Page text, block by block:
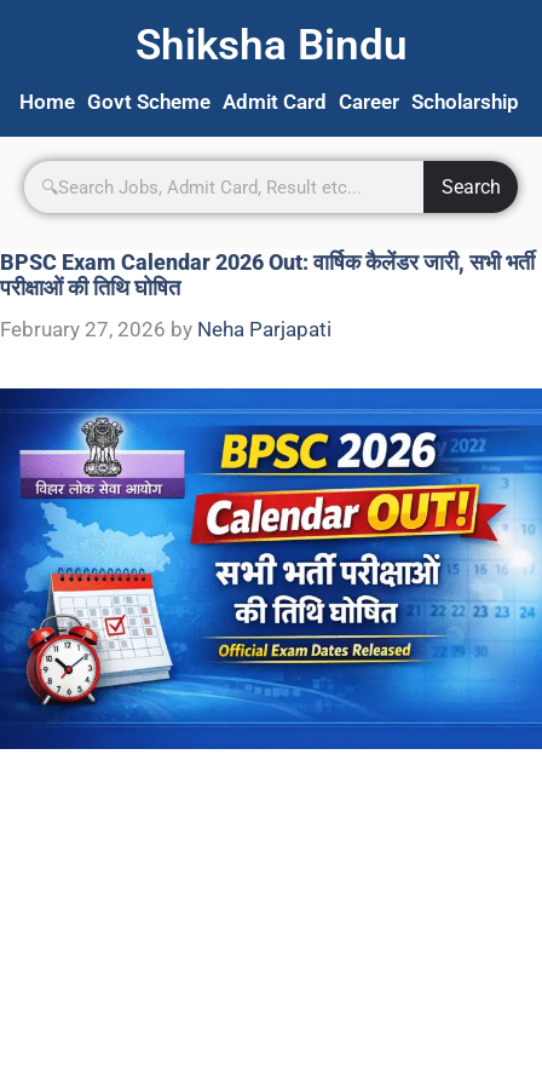
Shiksha Bindu
Home Govt Scheme Admit Card Career Scholarship
Search
BPSC Exam Calendar 2026 Out: वार्षिक कैलेंडर जारी, सभी भर्ती
परीक्षाओं की तिथि घोषित
February 27, 2026 by Neha Parjapati